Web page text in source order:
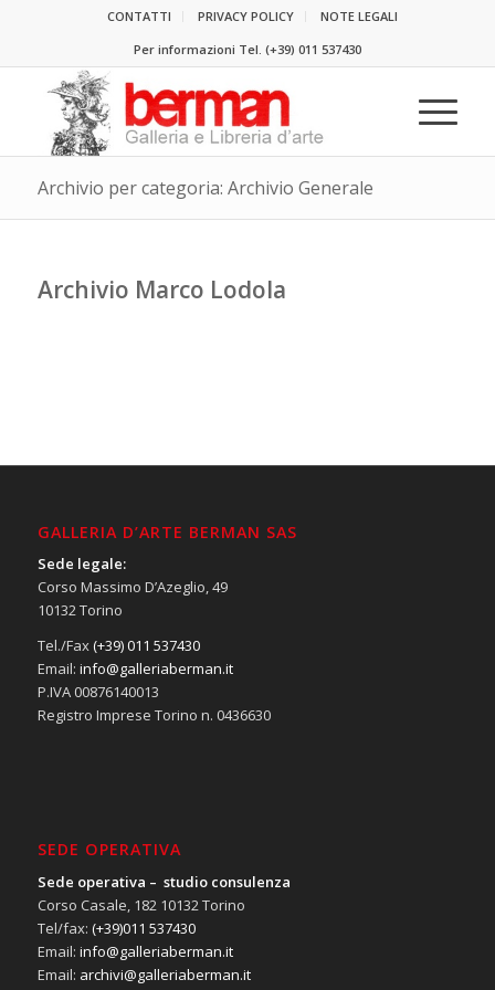
CONTATTI PRIVACY POLICY
NOTE LEGALI
Per informazioni Tel. (+39) 011 537430
Archivio per categoria: Archivio Generale
Archivio Marco Lodola
GALLERIA D’ARTE BERMAN SAS
Sede legale:
Corso Massimo D’Azeglio, 49
10132 Torino
Tel./Fax(+39) 011 537430
Email: info@galleriaberman.it
P.IVA 00876140013
Registro Imprese Torino n. 0436630
SEDE OPERATIVA
Sede operativa – studio consulenza
Corso Casale, 182 10132 Torino
Tel/fax: (+39)011 537430
Email: info@galleriaberman.it
Email: archivi@galleriaberman.it